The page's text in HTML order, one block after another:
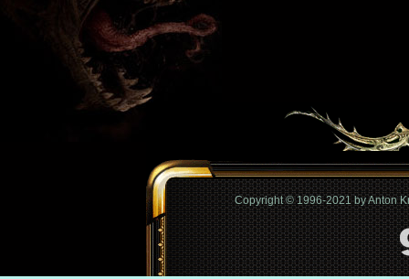
Copyright © 1996-2021 by Anton